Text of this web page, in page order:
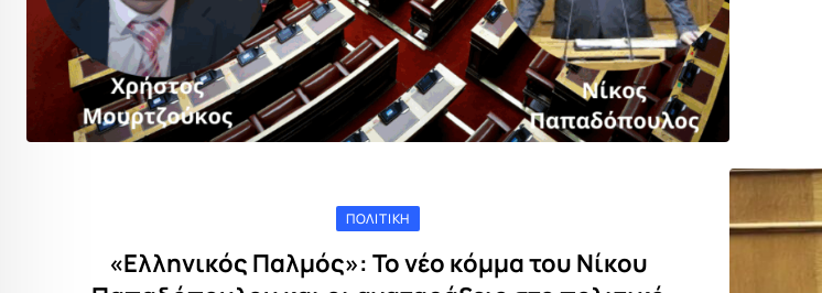
ΠΟΛΙΤΙΚΉ
«Ελληνικός Παλμός»: Το νέο κόμμα του Νίκου